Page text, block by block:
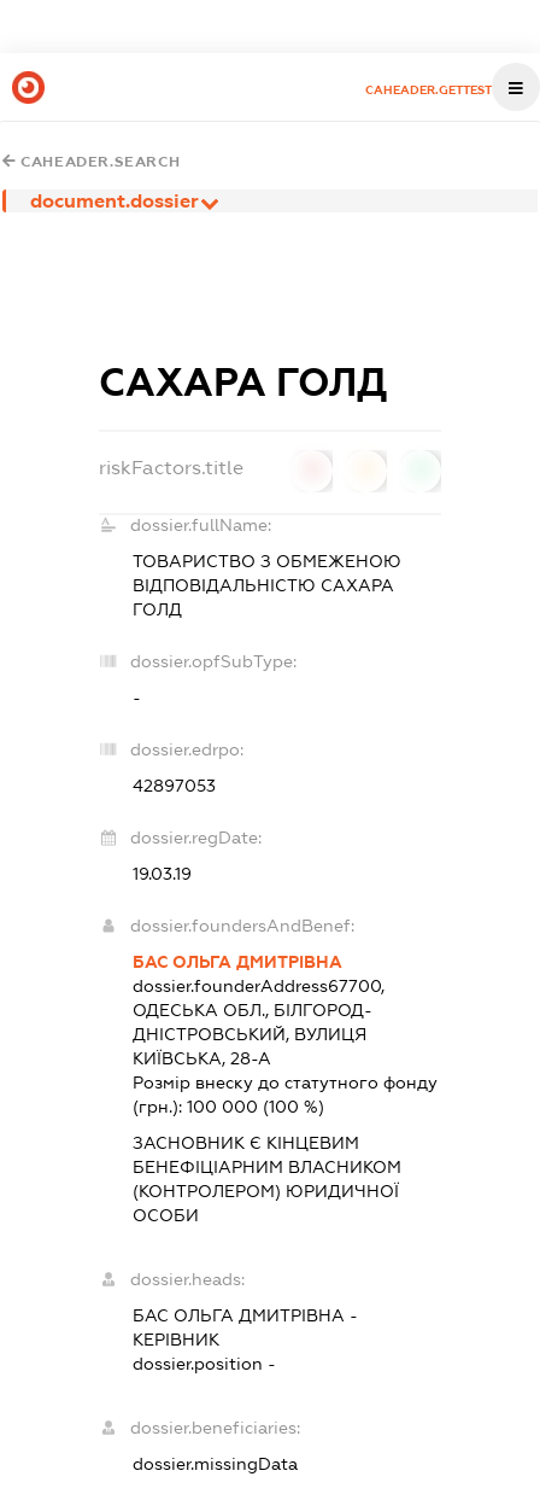
CAHEADER.GETTEST
CAHEADER.SEARCH
document.dossier
САХАРА ГОЛД
riskFactors.title
dossier.fullName:
ТОВАРИСТВО З ОБМЕЖЕНОЮ
ВІДПОВІДАЛЬНІСТЮ САХАРА
ГОЛД
dossier.opfSubType:
-
dossier.edrpo:
42897053
dossier.regDate:
19.03.19
dossier.foundersAndBenef:
БАС ОЛЬГА ДМИТРІВНА
dossier.founderAddress67700,
ОДЕСЬКА ОБЛ., БІЛГОРОД-
ДНІСТРОВСЬКИЙ, ВУЛИЦЯ
КИЇВСЬКА, 28-А
Розмір внеску до статутного фонду
(грн.): 100 000 (100 %)
ЗАСНОВНИК Є КІНЦЕВИМ
БЕНЕФІЦІАРНИМ ВЛАСНИКОМ
(КОНТРОЛЕРОМ) ЮРИДИЧНОЇ
ОСОБИ
dossier.heads:
БАС ОЛЬГА ДМИТРІВНА -
КЕРІВНИК
dossier.position -
dossier.beneficiaries:
dossier.missingData